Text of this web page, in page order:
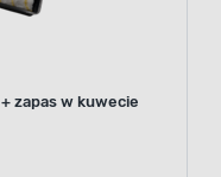
zapas w kuwecie